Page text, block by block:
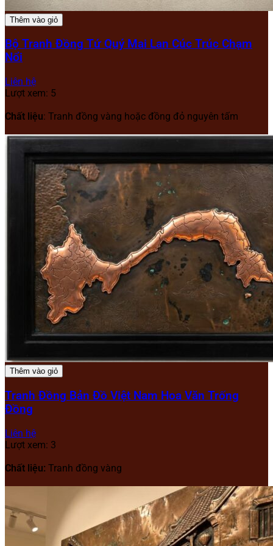
Thêm vào giỏ
Bộ Tranh Đồng Tứ Quý Mai Lan Cúc Trúc Chạm
Nổi
Liên hệ
Lượt xem: 5
Chất liệu: Tranh đồng vàng hoặc đồng đỏ nguyên tấm
Thêm vào giỏ
Tranh Đồng Bản Đồ Việt Nam Hoa Văn Trống
Đồng
Liên hệ
Lượt xem: 3
Chất liệu: Tranh đồng vàng